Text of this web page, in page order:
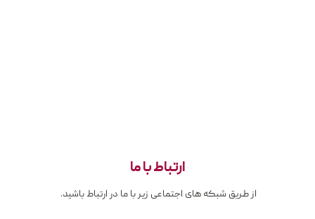
ارتباط با ما
از طریق شبکه های اجتماعی زیر با ما در ارتباط باشید.